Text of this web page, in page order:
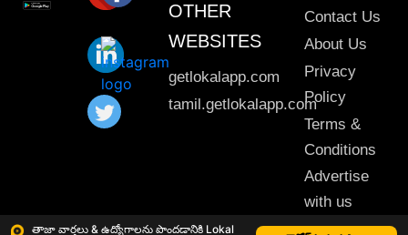
తాజా వార్తలు & ఉద్యోగాలను పొందడానికి Lokal
OTHER
WEBSITES
getlokalapp.com
tamil.getlokalapp.com
Contact Us
About Us
Privacy
Policy
Terms &
Conditions
Advertise
with us
Sitemap